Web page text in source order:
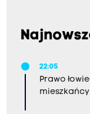
22:05
Prawo